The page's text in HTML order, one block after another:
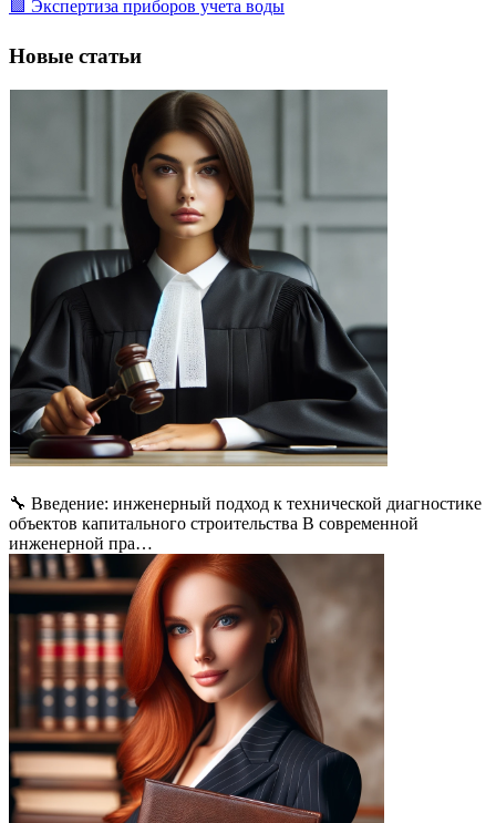
🟩 Экспертиза приборов учета воды
Новые статьи
🔧 Введение: инженерный подход к технической диагностике
объектов капитального строительства В современной
инженерной пра…